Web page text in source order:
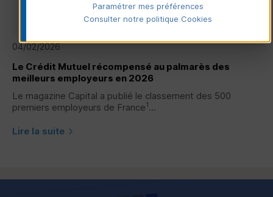
04/02/2026
Le Crédit Mutuel récompensé au palmarès des
meilleurs employeurs en 2026
Le magazine Capital a publié le classement des 500
premiers employeurs de France1...
Lire la suite
Paramétrer mes préférences
Consulter notre politique Cookies